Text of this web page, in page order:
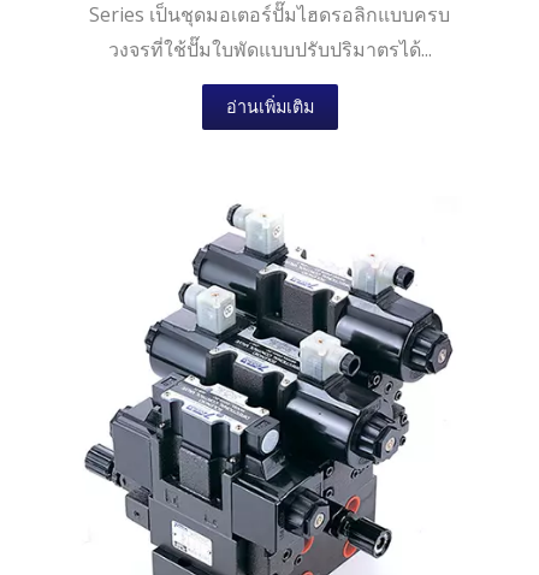
Series เป็นชุดมอเตอร์ปั๊มไฮดรอลิกแบบครบ
วงจรที่ใช้ปั๊มใบพัดแบบปรับปริมาตรได้...
อ่านเพิ่มเติม